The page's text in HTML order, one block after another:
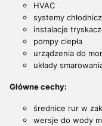
HVAC
systemy
instalacje
pompy ciepła
urządzenia do
układy
Główne cechy:
średnice rur w
wersje do wody